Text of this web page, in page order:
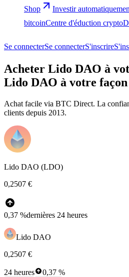
Shop
Investir
bitcoinCentre d'éduction crypto
Se connecterSe connecterS'inscrire
Acheter Lido DAO à
Lido DAO à votre façon
Achat facile via BTC Direct. La
clients depuis 2013.
Lido DAO (LDO)
0,2507 €
0,37 %dernières 24 heures
Lido DAO
0,2507 €
24 heures 0,37 %